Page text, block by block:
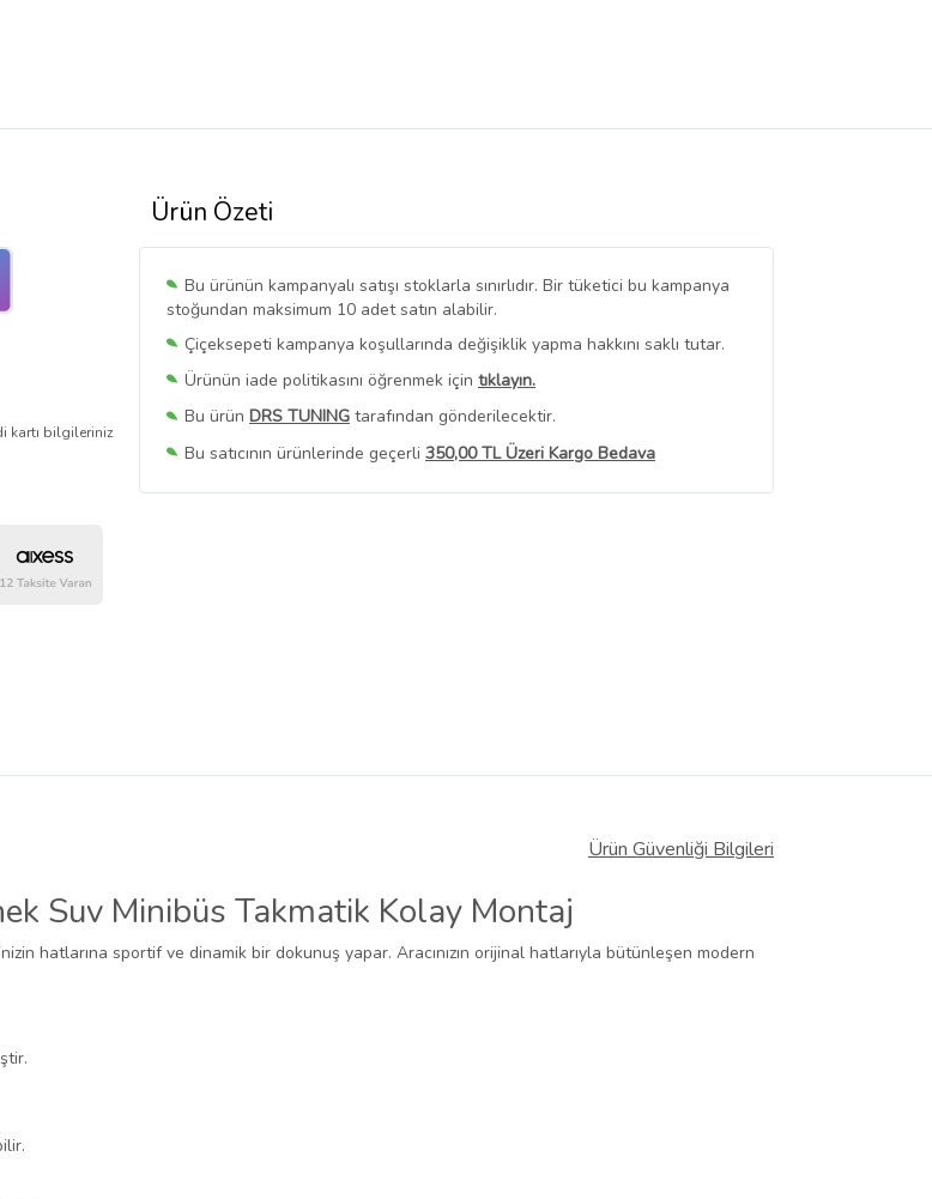
Ürün Özeti
Bu ürünün kampanyalı satışı stoklarla sınırlıdır. Bir tüketici bu kampanya
stoğundan maksimum 10 adet satın alabilir.
Çiçeksepeti kampanya koşullarında değişiklik yapma hakkını saklı tutar.
Ürünün iade politikasını öğrenmek için tıklayın.
Bu ürün DRS TUNING tarafından gönderilecektir.
Bu satıcının ürünlerinde geçerli 350,00 TL Üzeri Kargo Bedava
Bu SatıcınınTüm Ürünlerini Görüntüle
kartı bilgileriniz
Ürün Güvenliği Bilgileri
Suv Minibüs Takmatik Kolay Montaj
hatlarına sportif ve dinamik bir dokunuş yapar. Aracınızın orijinal hatlarıyla bütünleşen modern